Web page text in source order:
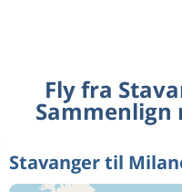
Fly fra
Sammenlign
Stavanger til